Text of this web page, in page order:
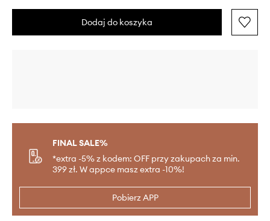
Dodaj do koszyka
FINAL SALE%
*extra -5% z kodem: OFF przy zakupach za min.
399 zł. W appce masz extra -10%!
Pobierz APP